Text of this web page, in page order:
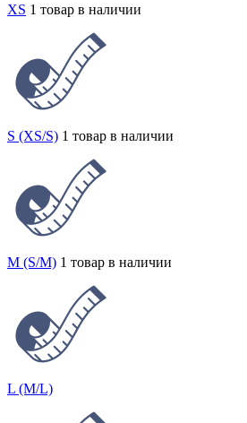
XS 1 товар в наличии
S (XS/S) 1 товар в наличии
M (S/M) 1 товар в наличии
L (M/L)